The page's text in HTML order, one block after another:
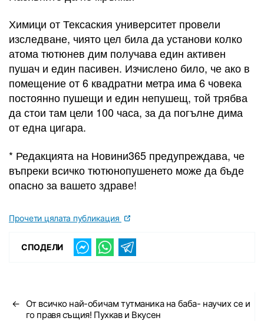
Химици от Тексаския университет провели
изследване, чиято цел била да установи колко
атома тютюнев дим получава един активен
пушач и един пасивен. Изчислено било, че ако в
помещение от 6 квадратни метра има 6 човека
постоянно пушещи и един непушещ, той трябва
да стои там цели 100 часа, за да погълне дима
от една цигара.
* Редакцията на Новини365 предупреждава, че
въпреки всичко тютюнопушенето може да бъде
опасно за вашето здраве!
Прочети цялата публикация
СПОДЕЛИ
←
От всичко най-обичам тутманика на баба- научих се и
го правя същия! Пухкав и Вкусен